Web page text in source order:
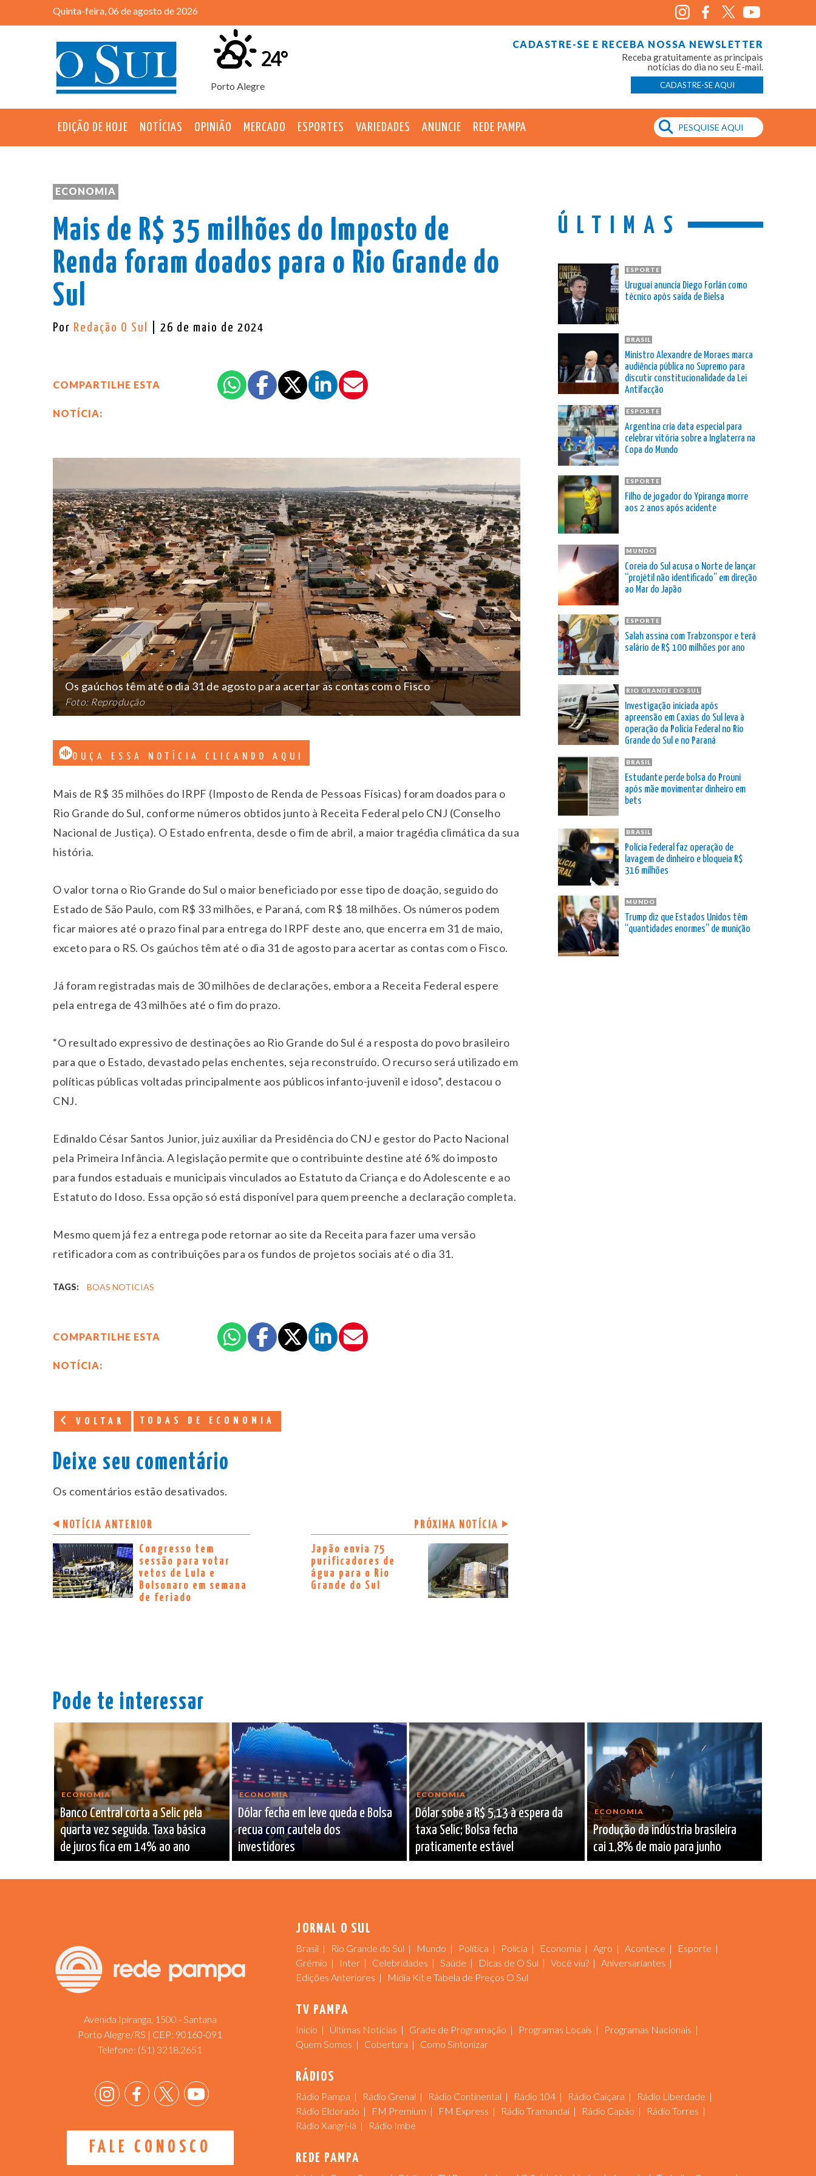
Quinta-feira, 06 de agosto de 2026
Porto Alegre
24°
CADASTRE-SE E RECEBA NOSSA NEWSLETTER
Receba gratuitamente as principais
notícias do dia no seu E-mail.
CADASTRE-SE AQUI
EDIÇÃO DE HOJE NOTÍCIAS OPINIÃO MERCADO ESPORTES VARIEDADES ANUNCIE REDE PAMPA
ECONOMIA
Mais de R$ 35 milhões do Imposto de
Renda foram doados para o Rio Grande do
Sul
Por Redação O Sul | 26 de maio de 2024
COMPARTILHE ESTA
NOTÍCIA:
Os gaúchos têm até o dia 31 de agosto para acertar as contas com o Fisco
Foto: Reprodução
OUÇA ESSA NOTÍCIA CLICANDO AQUI
Mais de R$ 35 milhões do IRPF (Imposto de Renda de Pessoas Físicas) foram doados para o
Rio Grande do Sul, conforme números obtidos junto à Receita Federal pelo CNJ (Conselho
Nacional de Justiça). O Estado enfrenta, desde o fim de abril, a maior tragédia climática da sua
história.
O valor torna o Rio Grande do Sul o maior beneficiado por esse tipo de doação, seguido do
Estado de São Paulo, com R$ 33 milhões, e Paraná, com R$ 18 milhões. Os números podem
ficar maiores até o prazo final para entrega do IRPF deste ano, que encerra em 31 de maio,
exceto para o RS. Os gaúchos têm até o dia 31 de agosto para acertar as contas com o Fisco.
Já foram registradas mais de 30 milhões de declarações, embora a Receita Federal espere
pela entrega de 43 milhões até o fim do prazo.
“O resultado expressivo de destinações ao Rio Grande do Sul é a resposta do povo brasileiro
para que o Estado, devastado pelas enchentes, seja reconstruído. O recurso será utilizado em
políticas públicas voltadas principalmente aos públicos infanto-juvenil e idoso”, destacou o
CNJ.
Edinaldo César Santos Junior, juiz auxiliar da Presidência do CNJ e gestor do Pacto Nacional
pela Primeira Infância. A legislação permite que o contribuinte destine até 6% do imposto
para fundos estaduais e municipais vinculados ao Estatuto da Criança e do Adolescente e ao
Estatuto do Idoso. Essa opção só está disponível para quem preenche a declaração completa.
Mesmo quem já fez a entrega pode retornar ao site da Receita para fazer uma versão
retificadora com as contribuições para os fundos de projetos sociais até o dia 31.
TAGS: BOAS NOTICIAS
COMPARTILHE ESTA
NOTÍCIA:
VOLTAR TODAS DE ECONOMIA
Deixe seu comentário
Os comentários estão desativados.
NOTÍCIA ANTERIOR
Congresso tem
sessão para votar
vetos de Lula e
Bolsonaro em semana
de feriado
PRÓXIMA NOTÍCIA
Japão envia 75
purificadores de
água para o Rio
Grande do Sul
ÚLTIMAS
ESPORTE
Uruguai anuncia Diego Forlán como
técnico após saída de Bielsa
BRASIL
Ministro Alexandre de Moraes marca
audiência pública no Supremo para
discutir constitucionalidade da Lei
Antifacção
ESPORTE
Argentina cria data especial para
celebrar vitória sobre a Inglaterra na
Copa do Mundo
ESPORTE
Filho de jogador do Ypiranga morre
aos 2 anos após acidente
MUNDO
Coreia do Sul acusa o Norte de lançar
“projétil não identificado” em direção
ao Mar do Japão
ESPORTE
Salah assina com Trabzonspor e terá
salário de R$ 100 milhões por ano
RIO GRANDE DO SUL
Investigação iniciada após
apreensão em Caxias do Sul leva à
operação da Polícia Federal no Rio
Grande do Sul e no Paraná
BRASIL
Estudante perde bolsa do Prouni
após mãe movimentar dinheiro em
bets
BRASIL
Polícia Federal faz operação de
lavagem de dinheiro e bloqueia R$
316 milhões
MUNDO
Trump diz que Estados Unidos têm
“quantidades enormes” de munição
Pode te interessar
ECONOMIA
Banco Central corta a Selic pela
quarta vez seguida. Taxa básica
de juros fica em 14% ao ano
ECONOMIA
Dólar fecha em leve queda e Bolsa
recua com cautela dos
investidores
ECONOMIA
Dólar sobe a R$ 5,13 à espera da
taxa Selic; Bolsa fecha
praticamente estável
ECONOMIA
Produção da indústria brasileira
cai 1,8% de maio para junho
Avenida Ipiranga, 1500 - Santana
Porto Alegre/RS | CEP: 90160-091
Telefone: (51) 3218.2651
FALE CONOSCO
JORNAL O SUL
Brasil Rio Grande do Sul Mundo Política Polícia Economia Agro Acontece
Esporte
Grêmio
Inter Celebridades Saúde Dicas de O Sul Você viu?
Aniversariantes
Edições Anteriores
Mídia Kit e Tabela de Preços O Sul
TV PAMPA
Início Últimas Notícias Grade de Programação Programas Locais
Programas Nacionais
Quem Somos
Cobertura Como Sintonizar
RÁDIOS
Rádio Pampa Rádio Grenal Rádio Continental Rádio 104 Rádio Caiçara
Rádio Liberdade
Rádio Eldorado
FM Premium FM Express Rádio Tramandaí Rádio Capão
Rádio Torres
Rádio Xangri-lá
Rádio Imbé
REDE PAMPA